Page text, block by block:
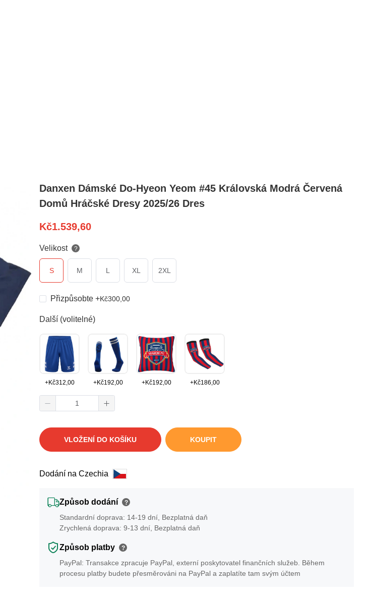
Danxen Dámské Do-Hyeon Yeom #45 Královská Modrá Červená
Domů Hráčské Dresy 2025/26 Dres
Kč1.539,60
Velikost ?
S M L XL 2XL
Přizpůsobte +Kč300,00
Další (volitelné)
+Kč312,00 +Kč192,00 +Kč192,00 +Kč186,00
VLOŽENÍ DO KOŠÍKU KOUPIT
Dodání na Czechia
Způsob dodání ?
Standardní doprava: 14-19 dní, Bezplatná daň
Zrychlená doprava: 9-13 dní, Bezplatná daň
Způsob platby ?
PayPal: Transakce zpracuje PayPal, externí poskytovatel finančních služeb. Během
procesu platby budete přesměrováni na PayPal a zaplatíte tam svým účtem